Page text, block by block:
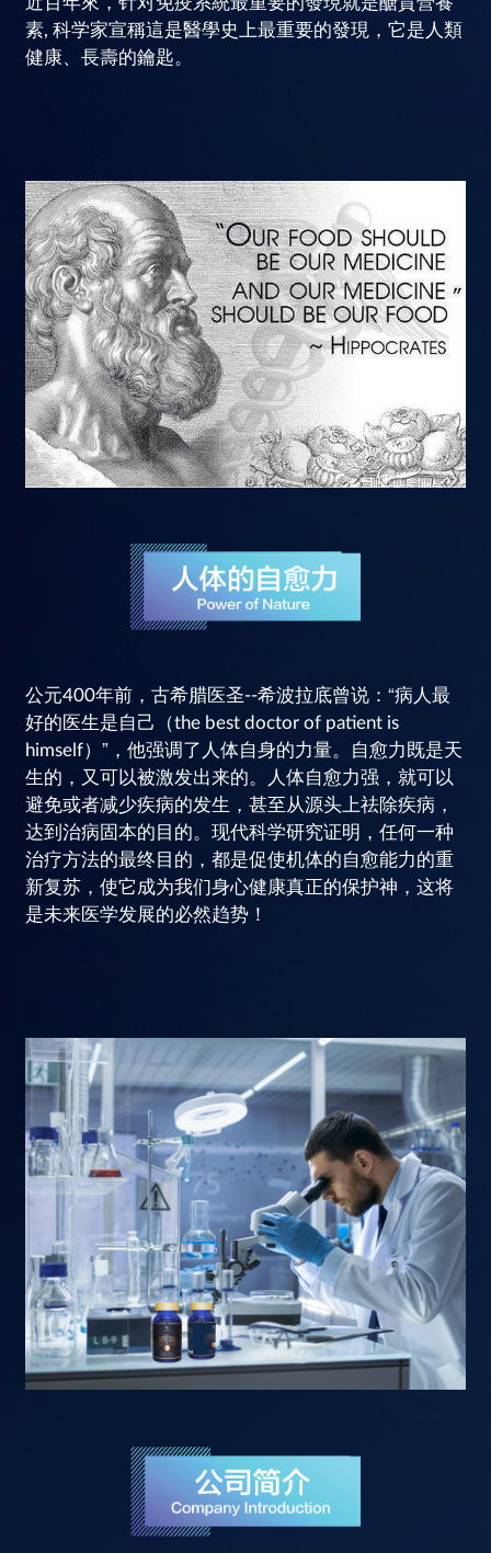
素, 科学家宣稱這是醫學史上最重要的發現，它是人類
健康、長壽的鑰匙。
公元400年前，古希腊医圣--希波拉底曾说：“病人最
好的医生是自己（the best doctor of patient is
himself）”，他强调了人体自身的力量。自愈力既是天
生的，又可以被激发出来的。人体自愈力强，就可以
避免或者减少疾病的发生，甚至从源头上祛除疾病，
达到治病固本的目的。现代科学研究证明，任何一种
治疗方法的最终目的，都是促使机体的自愈能力的重
新复苏，使它成为我们身心健康真正的保护神，这将
是未来医学发展的必然趋势！